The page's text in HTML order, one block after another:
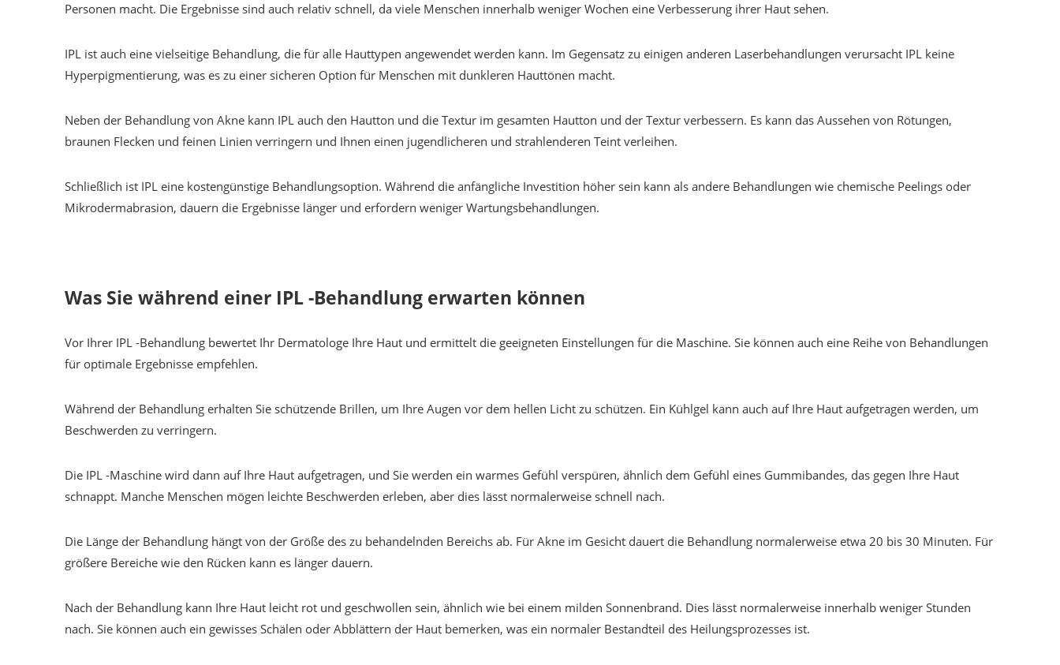
Personen macht. Die Ergebnisse sind auch relativ schnell, da viele Menschen innerhalb weniger Wochen eine Verbesserung ihrer Haut sehen.
IPL ist auch eine vielseitige Behandlung, die für alle Hauttypen angewendet werden kann. Im Gegensatz zu einigen anderen Laserbehandlungen verursacht IPL keine
Hyperpigmentierung, was es zu einer sicheren Option für Menschen mit dunkleren Hauttönen macht.
Neben der Behandlung von Akne kann IPL auch den Hautton und die Textur im gesamten Hautton und der Textur verbessern. Es kann das Aussehen von Rötungen,
braunen Flecken und feinen Linien verringern und Ihnen einen jugendlicheren und strahlenderen Teint verleihen.
Schließlich ist IPL eine kostengünstige Behandlungsoption. Während die anfängliche Investition höher sein kann als andere Behandlungen wie chemische Peelings oder
Mikrodermabrasion, dauern die Ergebnisse länger und erfordern weniger Wartungsbehandlungen.
Was Sie während einer IPL -Behandlung erwarten können
Vor Ihrer IPL -Behandlung bewertet Ihr Dermatologe Ihre Haut und ermittelt die geeigneten Einstellungen für die Maschine. Sie können auch eine Reihe von Behandlungen
für optimale Ergebnisse empfehlen.
Während der Behandlung erhalten Sie schützende Brillen, um Ihre Augen vor dem hellen Licht zu schützen. Ein Kühlgel kann auch auf Ihre Haut aufgetragen werden, um
Beschwerden zu verringern.
Die IPL -Maschine wird dann auf Ihre Haut aufgetragen, und Sie werden ein warmes Gefühl verspüren, ähnlich dem Gefühl eines Gummibandes, das gegen Ihre Haut
schnappt. Manche Menschen mögen leichte Beschwerden erleben, aber dies lässt normalerweise schnell nach.
Die Länge der Behandlung hängt von der Größe des zu behandelnden Bereichs ab. Für Akne im Gesicht dauert die Behandlung normalerweise etwa 20 bis 30 Minuten. Für
größere Bereiche wie den Rücken kann es länger dauern.
Nach der Behandlung kann Ihre Haut leicht rot und geschwollen sein, ähnlich wie bei einem milden Sonnenbrand. Dies lässt normalerweise innerhalb weniger Stunden
nach. Sie können auch ein gewisses Schälen oder Abblättern der Haut bemerken, was ein normaler Bestandteil des Heilungsprozesses ist.